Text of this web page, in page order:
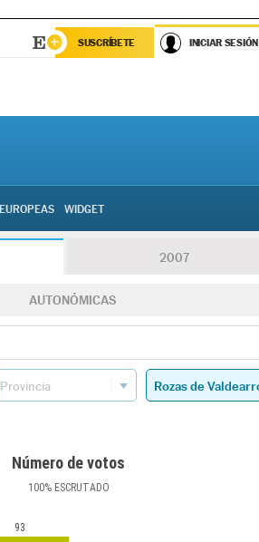
SUSCRÍBETE INICIAR SESIÓN
EUROPEAS WIDGET
2007
AUTONÓMICAS
Número de votos
100%ESCRUTADO
93